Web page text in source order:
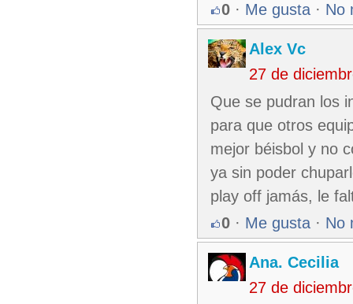
0 · Me gusta · No
Alex Vc
27 de
Que se pudran los
para que otros
mejor béisbol y no
ya sin poder
play off jamás, le
0 · Me gusta · No
Ana. Cecilia
27 de